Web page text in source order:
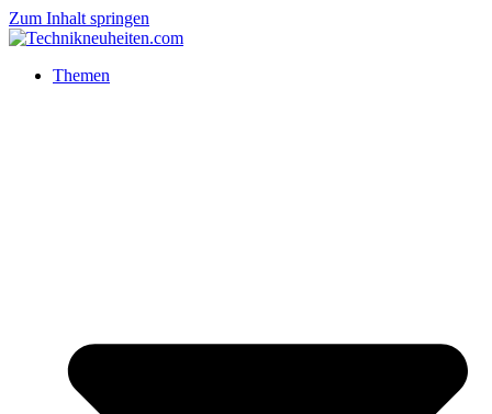
Zum Inhalt springen
Themen